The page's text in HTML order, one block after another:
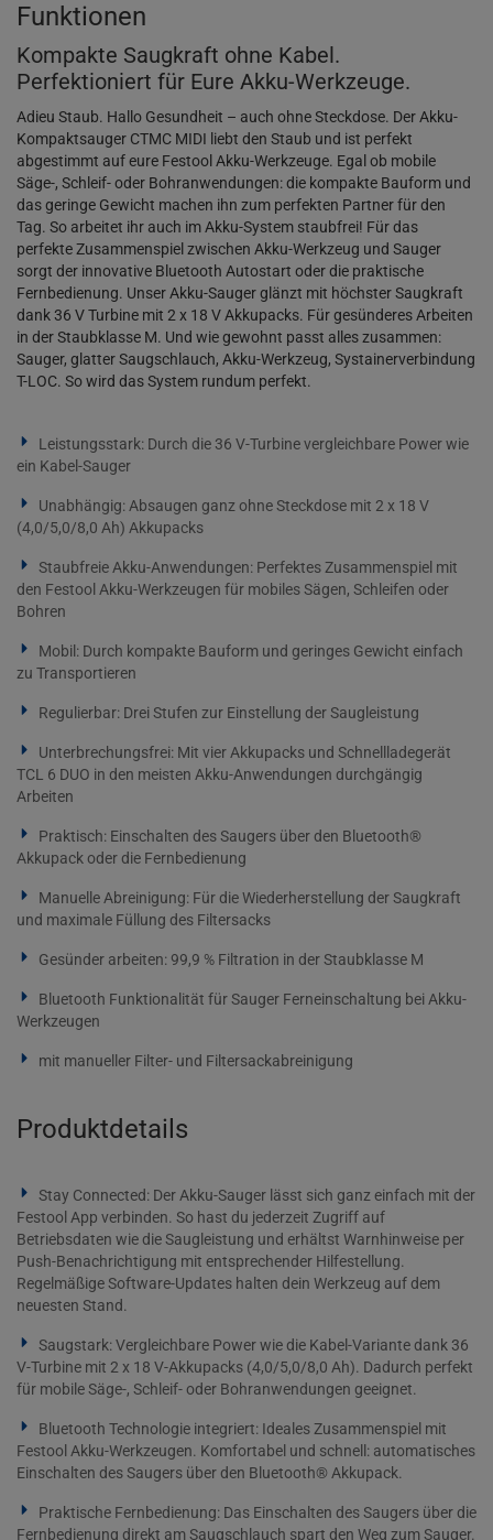
Funktionen
Kompakte Saugkraft ohne Kabel.
Perfektioniert für Eure Akku-Werkzeuge.
Adieu Staub. Hallo Gesundheit – auch ohne Steckdose. Der Akku-
Kompaktsauger CTMC MIDI liebt den Staub und ist perfekt
abgestimmt auf eure Festool Akku-Werkzeuge. Egal ob mobile
Säge-, Schleif- oder Bohranwendungen: die kompakte Bauform und
das geringe Gewicht machen ihn zum perfekten Partner für den
Tag. So arbeitet ihr auch im Akku-System staubfrei! Für das
perfekte Zusammenspiel zwischen Akku-Werkzeug und Sauger
sorgt der innovative Bluetooth Autostart oder die praktische
Fernbedienung. Unser Akku-Sauger glänzt mit höchster Saugkraft
dank 36 V Turbine mit 2 x 18 V Akkupacks. Für gesünderes Arbeiten
in der Staubklasse M. Und wie gewohnt passt alles zusammen:
Sauger, glatter Saugschlauch, Akku-Werkzeug, Systainerverbindung
T-LOC. So wird das System rundum perfekt.
Leistungsstark: Durch die 36 V-Turbine vergleichbare Power wie
ein Kabel-Sauger
Unabhängig: Absaugen ganz ohne Steckdose mit 2 x 18 V
(4,0/5,0/8,0 Ah) Akkupacks
Staubfreie Akku-Anwendungen: Perfektes Zusammenspiel mit
den Festool Akku-Werkzeugen für mobiles Sägen, Schleifen oder
Bohren
Mobil: Durch kompakte Bauform und geringes Gewicht einfach
zu Transportieren
Regulierbar: Drei Stufen zur Einstellung der Saugleistung
Unterbrechungsfrei: Mit vier Akkupacks und Schnellladegerät
TCL 6 DUO in den meisten Akku-Anwendungen durchgängig
Arbeiten
Praktisch: Einschalten des Saugers über den Bluetooth®
Akkupack oder die Fernbedienung
Manuelle Abreinigung: Für die Wiederherstellung der Saugkraft
und maximale Füllung des Filtersacks
Gesünder arbeiten: 99,9 % Filtration in der Staubklasse M
Bluetooth Funktionalität für Sauger Ferneinschaltung bei Akku-
Werkzeugen
mit manueller Filter- und Filtersackabreinigung
Produktdetails
Stay Connected: Der Akku-Sauger lässt sich ganz einfach mit der
Festool App verbinden. So hast du jederzeit Zugriff auf
Betriebsdaten wie die Saugleistung und erhältst Warnhinweise per
Push-Benachrichtigung mit entsprechender Hilfestellung.
Regelmäßige Software-Updates halten dein Werkzeug auf dem
neuesten Stand.
Saugstark: Vergleichbare Power wie die Kabel-Variante dank 36
V-Turbine mit 2 x 18 V-Akkupacks (4,0/5,0/8,0 Ah). Dadurch perfekt
für mobile Säge-, Schleif- oder Bohranwendungen geeignet.
Bluetooth Technologie integriert: Ideales Zusammenspiel mit
Festool Akku-Werkzeugen. Komfortabel und schnell: automatisches
Einschalten des Saugers über den Bluetooth® Akkupack.
Praktische Fernbedienung: Das Einschalten des Saugers über die
Fernbedienung direkt am Saugschlauch spart den Weg zum Sauger.